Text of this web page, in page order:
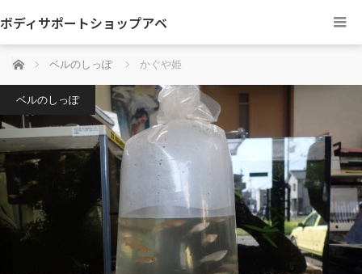
ボディサポートショップアベ
ホーム ベルのしっぽ かぐや姫
ベルのしっぽ